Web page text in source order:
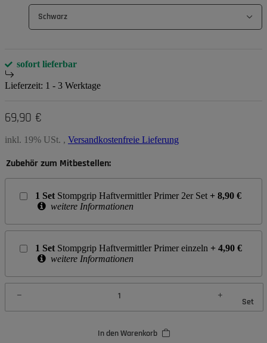
Schwarz
sofort lieferbar
Lieferzeit: 1 - 3 Werktage
69,90 €
inkl. 19% USt. , Versandkostenfreie Lieferung
Zubehör zum Mitbestellen:
1 Set Stompgrip Haftvermittler Primer 2er Set + 8,90 €
weitere Informationen
1 Set Stompgrip Haftvermittler Primer einzeln + 4,90 €
weitere Informationen
Set
In den Warenkorb